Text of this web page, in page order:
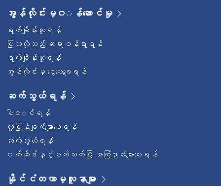
အွန်လိုင်းမှ၀◌န်ဆောင်မှု
ရက်ချိန်းယူရန်
ပြသလိုသည့် ဆရာဝန်ရှာရန်
ရက်ချိန်းယူရန်
အွန်လိုင်းမှ ငွေပေးချေရန်
ဆက်သွယ်ရန်
ပါ၀◌င်ရန်
တုံ့ပြန်ချက်များပေးရန်
ဆက်သွယ်ရန်
၀က်ဆိုဒ်နှင့်ပက်သက်ပြီး အကြံဥာဏ်များပေးရန်
နိုင်ငံတကာမှလူနာများ